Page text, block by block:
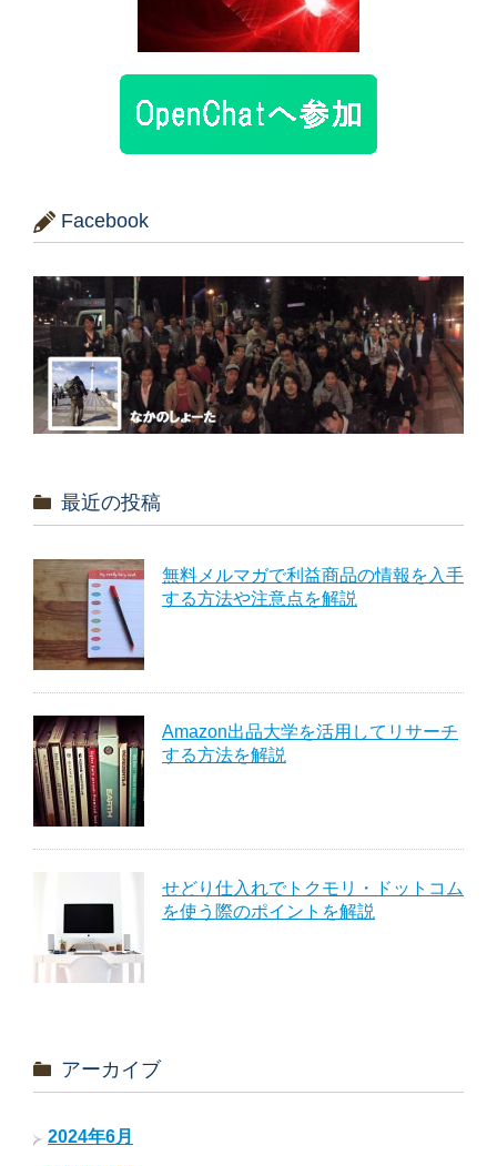
Facebook
最近の投稿
無料メルマガで利益商品の情報を入手
する方法や注意点を解説
Amazon出品大学を活用してリサーチ
する方法を解説
せどり仕入れでトクモリ・ドットコム
を使う際のポイントを解説
アーカイブ
2024年6月